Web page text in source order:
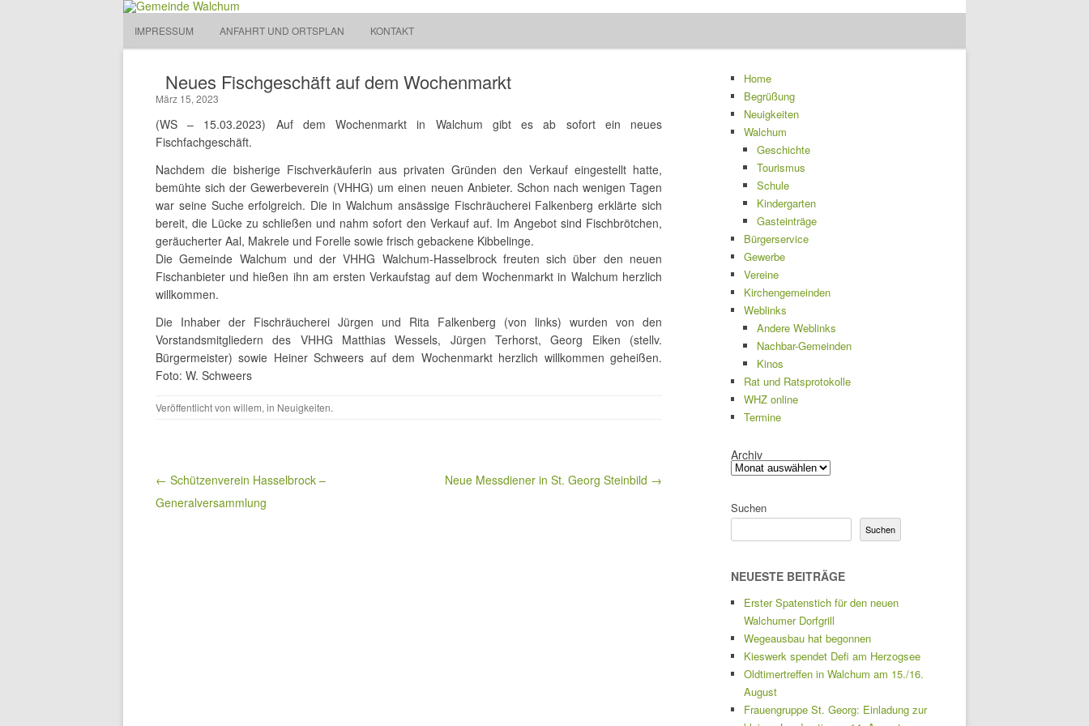
Gemeinde Walchum Gemeinde Walchum
IMPRESSUM ANFAHRT UND ORTSPLAN KONTAKT
Neues Fischgeschäft auf dem Wochenmarkt
März 15, 2023
(WS – 15.03.2023) Auf dem Wochenmarkt in Walchum gibt es ab sofort ein neues
Fischfachgeschäft.
Nachdem die bisherige Fischverkäuferin aus privaten Gründen den Verkauf eingestellt hatte,
bemühte sich der Gewerbeverein (VHHG) um einen neuen Anbieter. Schon nach wenigen Tagen
war seine Suche erfolgreich. Die in Walchum ansässige Fischräucherei Falkenberg erklärte sich
bereit, die Lücke zu schließen und nahm sofort den Verkauf auf. Im Angebot sind Fischbrötchen,
geräucherter Aal, Makrele und Forelle sowie frisch gebackene Kibbelinge.
Die Gemeinde Walchum und der VHHG Walchum-Hasselbrock freuten sich über den neuen
Fischanbieter und hießen ihn am ersten Verkaufstag auf dem Wochenmarkt in Walchum herzlich
willkommen.
Die Inhaber der Fischräucherei Jürgen und Rita Falkenberg (von links) wurden von den
Vorstandsmitgliedern des VHHG Matthias Wessels, Jürgen Terhorst, Georg Eiken (stellv.
Bürgermeister) sowie Heiner Schweers auf dem Wochenmarkt herzlich willkommen geheißen.
Foto: W. Schweers
Veröffentlicht von willem, in Neuigkeiten.
Beitragsnavigation
← Schützenverein Hasselbrock –
Generalversammlung
Neue Messdiener in St. Georg Steinbild →
Home
Begrüßung
Neuigkeiten
Walchum
Geschichte
Tourismus
Schule
Kindergarten
Gasteinträge
Bürgerservice
Gewerbe
Vereine
Kirchengemeinden
Weblinks
Andere Weblinks
Nachbar-Gemeinden
Kinos
Rat und Ratsprotokolle
WHZ online
Termine
Archiv
Suchen
Suchen
NEUESTE BEITRÄGE
Erster Spatenstich für den neuen
Walchumer Dorfgrill
Wegeausbau hat begonnen
Kieswerk spendet Defi am Herzogsee
Oldtimertreffen in Walchum am 15./16.
August
Frauengruppe St. Georg: Einladung zur